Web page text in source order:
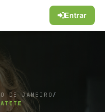
Entrar
DE JANEIRO /